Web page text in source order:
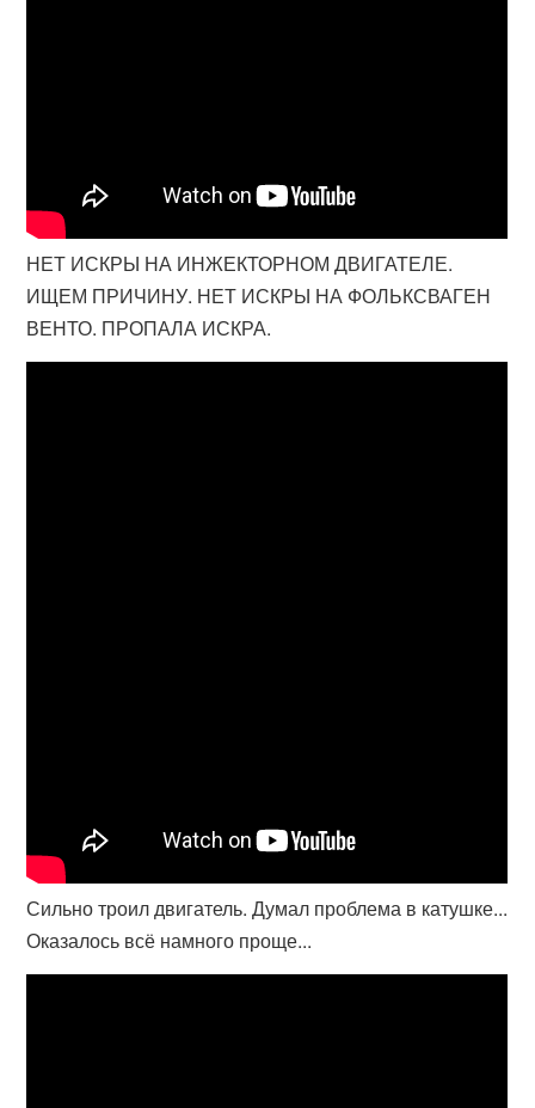
НЕТ ИСКРЫ НА ИНЖЕКТОРНОМ ДВИГАТЕЛЕ.
ИЩЕМ ПРИЧИНУ. НЕТ ИСКРЫ НА ФОЛЬКСВАГЕН
ВЕНТО. ПРОПАЛА ИСКРА.
Сильно троил двигатель. Думал проблема в катушке...
Оказалось всё намного проще...